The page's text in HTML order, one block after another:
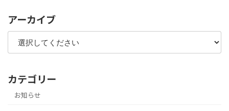
アーカイブ
カテゴリー
お知らせ